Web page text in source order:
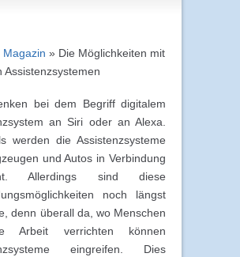
Magazin » Die Möglichkeiten mit
Assistenzsystemen
bei dem Begriff digitalem
an Siri oder an Alexa.
werden die Assistenzsysteme
und Autos in Verbindung
Allerdings sind diese
noch längst
denn überall da, wo Menschen
Arbeit verrichten können
eingreifen. Dies